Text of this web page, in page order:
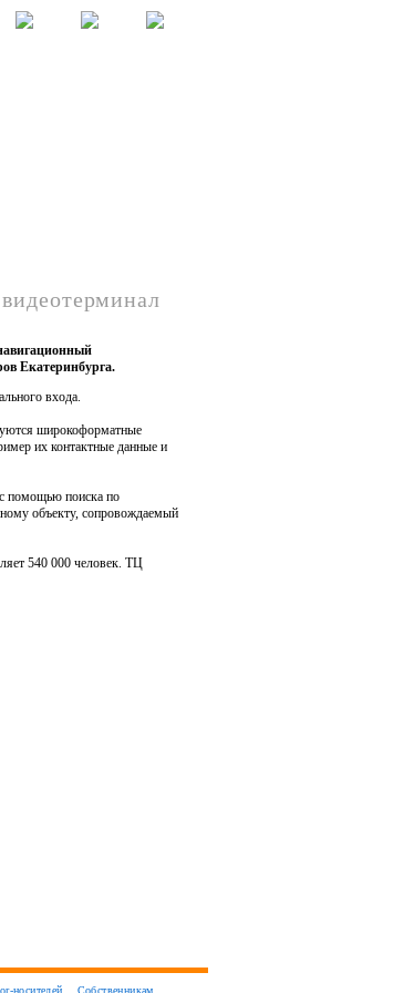
Екатеринбурга.
входа.
широкоформатные
их контактные данные и
с помощью поиска по
объекту, сопровождаемый
540 000 человек. ТЦ
носителей Собственникам